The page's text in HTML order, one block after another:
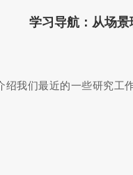
学习导航：从场
绍我们最近的一些研究工